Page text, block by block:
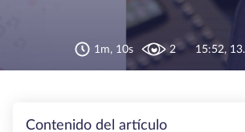
1m, 10s 2 15:52,
Contenido del artículo